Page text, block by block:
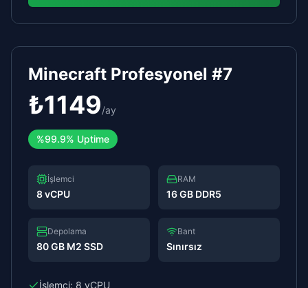
Minecraft Profesyonel #7
₺1149/ay
%99.9% Uptime
İşlemci
8 vCPU
RAM
16 GB DDR5
Depolama
80 GB M2 SSD
Bant
Sınırsız
İşlemci: 8 vCPU